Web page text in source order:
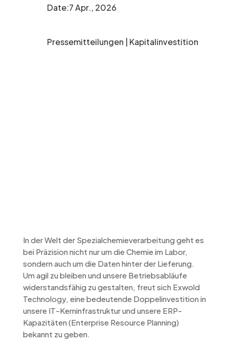
Date:7 Apr., 2026
Pressemitteilungen | Kapitalinvestition
In der Welt der Spezialchemieverarbeitung geht es
bei Präzision nicht nur um die Chemie im Labor,
sondern auch um die Daten hinter der Lieferung.
Um agil zu bleiben und unsere Betriebsabläufe
widerstandsfähig zu gestalten, freut sich Exwold
Technology, eine bedeutende Doppelinvestition in
unsere IT-Kerninfrastruktur und unsere ERP-
Kapazitäten (Enterprise Resource Planning)
bekannt zu geben.